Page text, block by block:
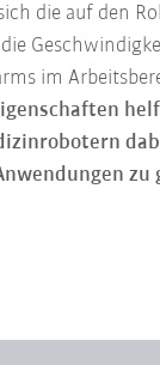
die auf den
im
zu